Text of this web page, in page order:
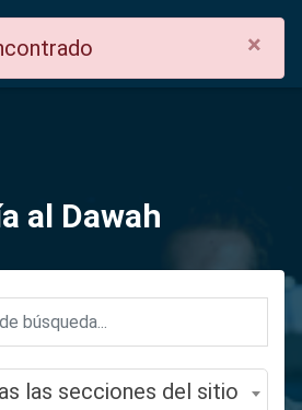
×
al Dawah
las secciones del sitio